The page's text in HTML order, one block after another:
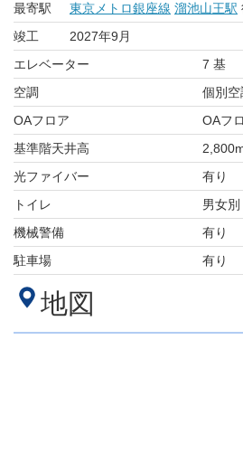
最寄駅
東京メトロ銀座線 溜池山王駅
竣工
2027年9月
エレベーター
7 基
空調
個別空
OAフロア
OAフ
基準階天井高
光ファイバー
有り
トイレ
男女
機械警備
有り
駐車場
有り
地図